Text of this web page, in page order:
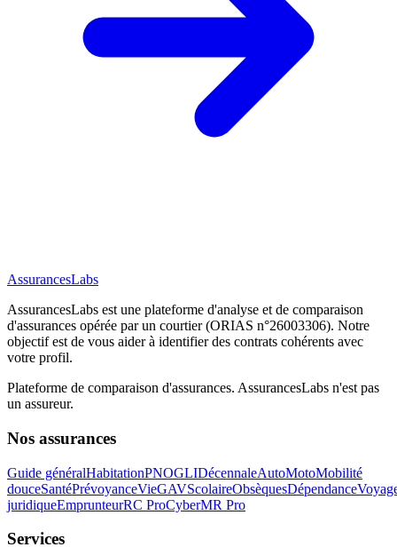
AssurancesLabs
AssurancesLabs est une plateforme d'analyse et de comparaison
d'assurances opérée par un courtier (ORIAS n°26003306). Notre
objectif est de vous aider à identifier des contrats cohérents avec
votre profil.
Plateforme de comparaison d'assurances. AssurancesLabs n'est pas
un assureur.
Nos assurances
Guide généralHabitationPNOGLIDécennaleAutoMotoMobilité
douceSantéPrévoyanceVieGAVScolaireObsèquesDépendance
juridiqueEmprunteurRC ProCyberMR Pro
Services